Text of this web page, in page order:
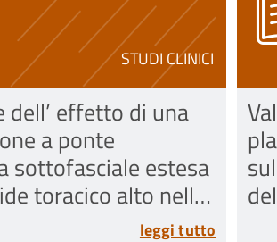
STUDI CLINICI
dell’ effetto di una
a ponte
sottofasciale estesa
toracico alto nella
leggi tutto